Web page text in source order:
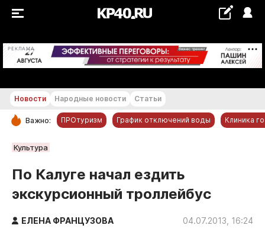
РЕКЛАМА +23...+24 °С
РУБРИКИ
Обнинск
Новости компаний
Статьи
Народные новости
Новости Народные новости Статьи
Важно: ПРОтуризм График отключений воды Клиника
Культура
По Калуге начал ездить
экскурсионный троллейбус
ЕЛЕНА ФРАНЦУЗОВА 04.07.2013, 16:24